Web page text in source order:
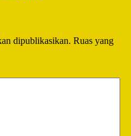
dipublikasikan. Ruas yang